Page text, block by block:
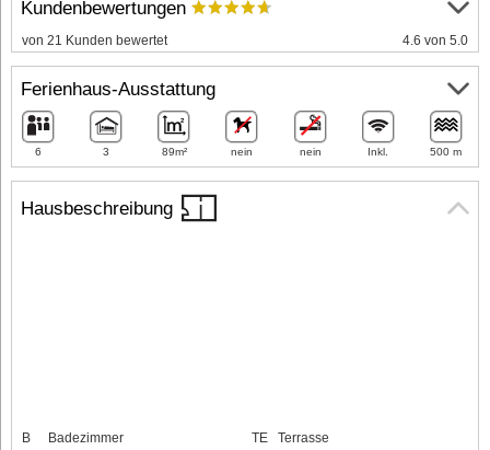
Hausbeschreibung
B
Badezimmer
TE
Terrasse
Kundenbewertungen
von 21 Kunden bewertet 4.6 von 5.0
Ferienhaus-Ausstattung
6 3 89m² nein nein Inkl. 500 m